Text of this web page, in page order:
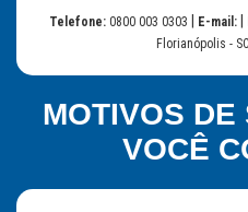
Telefone: 0800 003 0303 E-mail:
Florianópolis -
MOTIVOS DE
VOCÊ